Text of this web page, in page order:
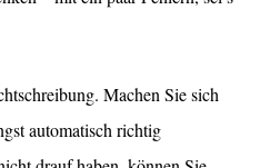
Machen Sie sich
automatisch richtig